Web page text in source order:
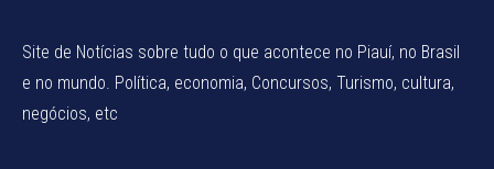
Site de Notícias sobre tudo o que acontece no Piauí, no Brasil
e no mundo. Política, economia, Concursos, Turismo, cultura,
negócios, etc